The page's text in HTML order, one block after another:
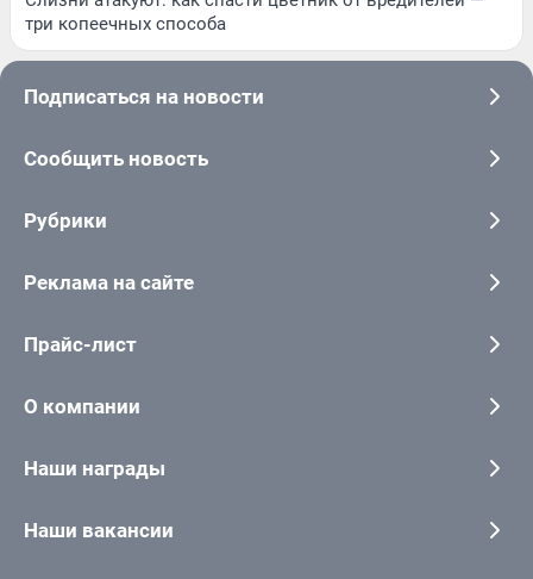
три копеечных способа
Подписаться на новости
Сообщить новость
Рубрики
Реклама на сайте
Прайс-лист
О компании
Наши награды
Наши вакансии